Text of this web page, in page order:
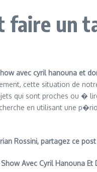
faire un
avec cyril hanouna et
cette situation de
qui sont proches ou �
en utilisant une
Rossini, partagez ce
Avec Cyril Hanouna